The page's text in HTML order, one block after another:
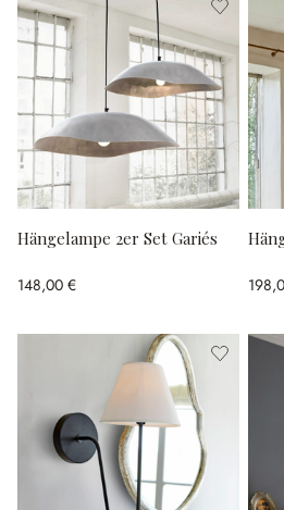
Hängelampe 2er Set Gariés
148,00 €